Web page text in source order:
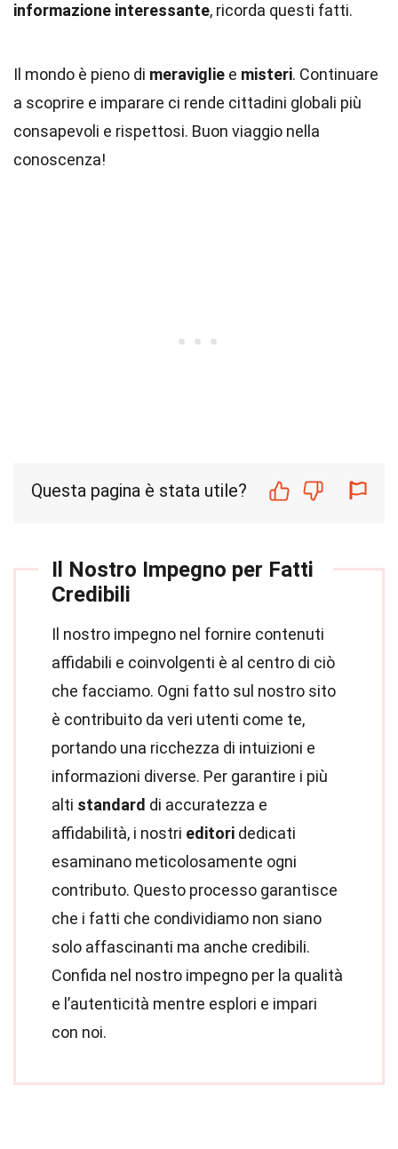
informazione interessante, ricorda questi fatti.
Il mondo è pieno di meraviglie e misteri. Continuare
a scoprire e imparare ci rende cittadini globali più
consapevoli e rispettosi. Buon viaggio nella
conoscenza!
Questa pagina è stata utile?
Il Nostro Impegno per Fatti
Credibili
Il nostro impegno nel fornire contenuti
affidabili e coinvolgenti è al centro di ciò
che facciamo. Ogni fatto sul nostro sito
è contribuito da veri utenti come te,
portando una ricchezza di intuizioni e
informazioni diverse. Per garantire i più
alti standard di accuratezza e
affidabilità, i nostri editori dedicati
esaminano meticolosamente ogni
contributo. Questo processo garantisce
che i fatti che condividiamo non siano
solo affascinanti ma anche credibili.
Confida nel nostro impegno per la qualità
e l’autenticità mentre esplori e impari
con noi.